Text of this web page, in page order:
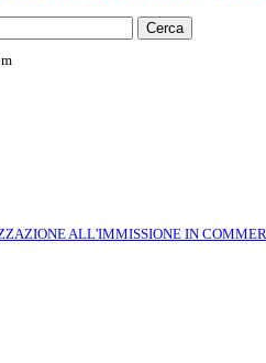
ALL'IMMISSIONE IN